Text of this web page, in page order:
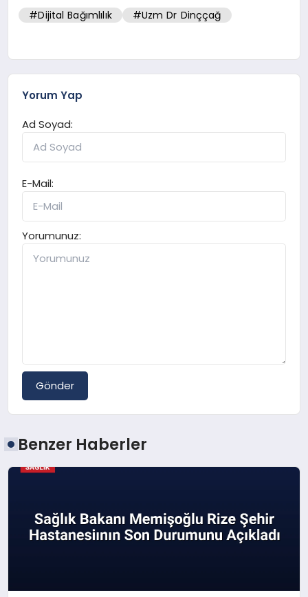
#Dijital Bağımlılık #Uzm Dr Dinççağ
Yorum Yap
Ad Soyad:
E-Mail:
Yorumunuz:
Gönder
Benzer Haberler